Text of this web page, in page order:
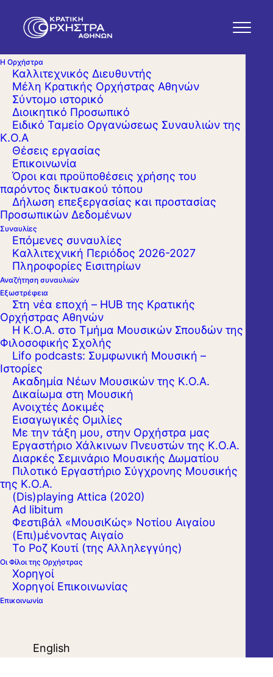
Η Ορχήστρα
Καλλιτεχνικός Διευθυντής
Μέλη Κρατικής Ορχήστρας Αθηνών
Σύντομο ιστορικό
Διοικητικό Προσωπικό
Ειδικό Ταμείο Οργανώσεως Συναυλιών της
Κ.Ο.Α
Θέσεις εργασίας
Επικοινωνία
Όροι και προϋποθέσεις χρήσης του
παρόντος δικτυακού τόπου
Δήλωση επεξεργασίας και προστασίας
Προσωπικών Δεδομένων
Συναυλίες
Επόμενες συναυλίες
Kαλλιτεχνική Περιόδος 2026-2027
Πληροφορίες Εισιτηρίων
Αναζήτηση συναυλιών
Εξωστρέφεια
Στη νέα εποχή – HUB της Κρατικής
Ορχήστρας Αθηνών
Η Κ.Ο.Α. στο Τμήμα Μουσικών Σπουδών της
Φιλοσοφικής Σχολής
Lifo podcasts: Συμφωνική Μουσική –
Ιστορίες
Ακαδημία Νέων Μουσικών της Κ.Ο.Α.
Δικαίωμα στη Μουσική
Ανοιχτές Δοκιμές
Εισαγωγικές Ομιλίες
Με την τάξη μου, στην Ορχήστρα μας
Εργαστήριo Χάλκινων Πνευστών της Κ.Ο.Α.
Διαρκές Σεμινάριο Μουσικής Δωματίου
Πιλοτικό Εργαστήριο Σύγχρονης Μουσικής
της Κ.Ο.Α.
(Dis)playing Attica (2020)
Ad libitum
Φεστιβάλ «ΜουσιΚώς» Νοτίου Αιγαίου
(Επι)μένοντας Αιγαίο
Το Ροζ Κουτί (της Αλληλεγγύης)
Οι Φίλοι της Ορχήστρας
Χορηγοί
Χορηγοί Επικοινωνίας
Επικοινωνία
English